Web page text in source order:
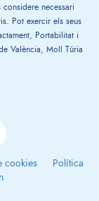
necessari
Pot exercir els seus
Portabilitat i
València, Moll Túria
cookies
Política